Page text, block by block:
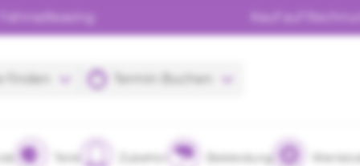
Fahrradleasing Kauf auf
finden Termin Buchen
Zubehör Bekleidung